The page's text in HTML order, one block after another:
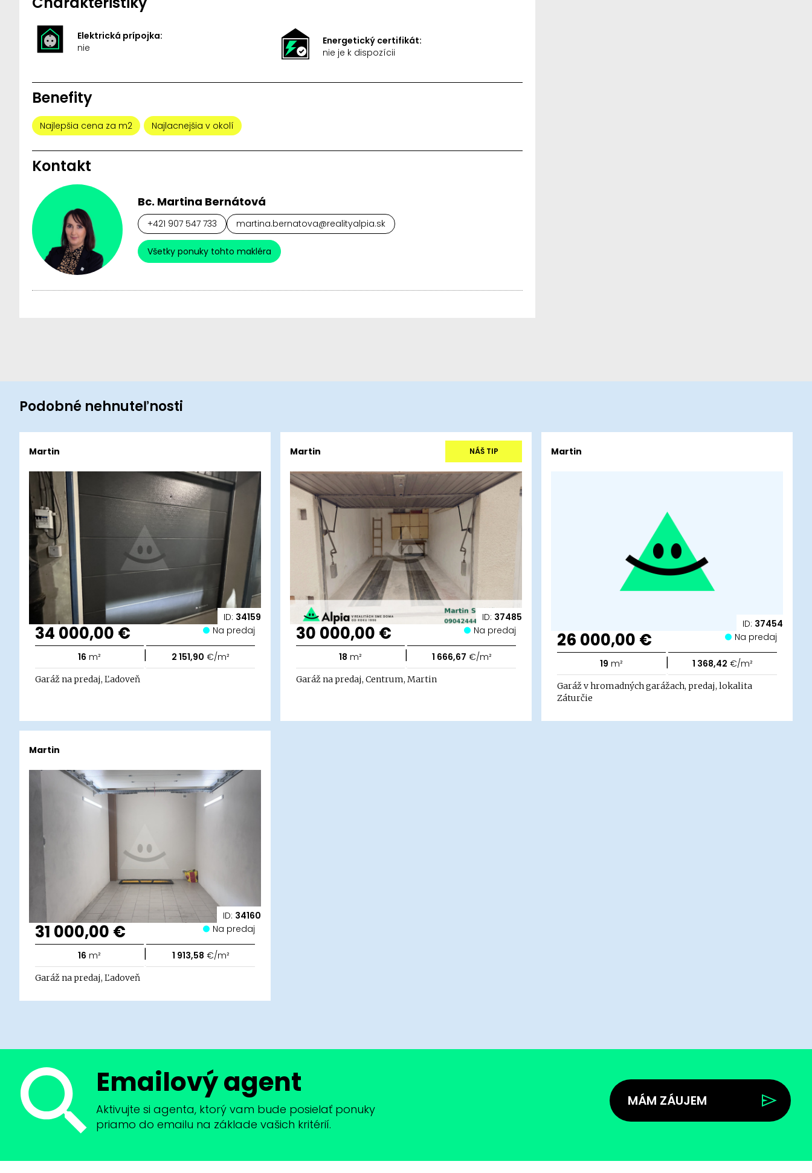
Elektrická prípojka:
nie
Energetický certifikát:
nie je k dispozícii
Benefity
Najlepšia cena za m2 Najlacnejšia v okolí
Kontakt
Bc. Martina Bernátová
+421 907 547 733 martina.bernatova@realityalpia.sk
Všetky ponuky tohto makléra
Podobné nehnuteľnosti
ID: 34159
Martin
34 000,00 € Na predaj
16 m² | 2 151,90 €/m²
Garáž na predaj, Ľadoveň
ID: 37485
Martin NÁŠ TIP
30 000,00 € Na predaj
18 m² | 1 666,67 €/m²
Garáž na predaj, Centrum, Martin
ID: 37454
Martin
26 000,00 € Na predaj
19 m² | 1 368,42 €/m²
Garáž v hromadných garážach, predaj, lokalita
Záturčie
ID: 34160
Martin
31 000,00 € Na predaj
16 m² | 1 913,58 €/m²
Garáž na predaj, Ľadoveň
Emailový agent
Aktivujte si agenta, ktorý vam bude posielať ponuky
priamo do emailu na základe vašich kritérií.
MÁM ZÁUJEM